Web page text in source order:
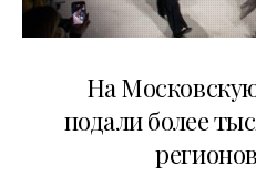
На
подали более